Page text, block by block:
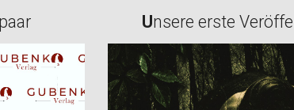
Unsere erste